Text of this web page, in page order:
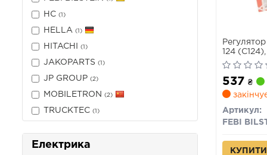
HC (1)
HELLA (1)
HITACHI (1)
JAKOPARTS (1)
JP GROUP (2)
MOBILETRON (2)
TRUCKTEC (1)
Електрика
124
(W124),
C2, 100
B3, 80 B4,
05.73-
537 ₴
Артикул:
FEBI
КУПИТИ